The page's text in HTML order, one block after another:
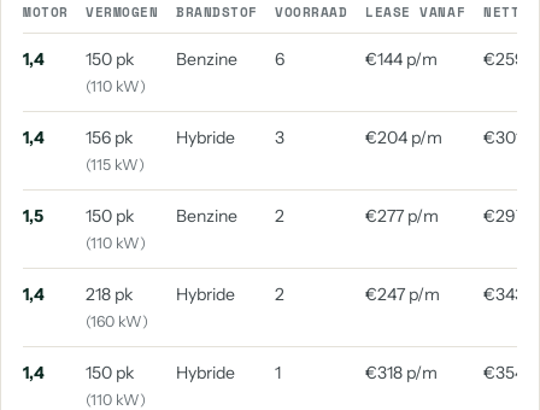
aantal: 2 aantal: 2
Volkswagen 181
aantal: 1
Volkswagen Amarok
Volkswagen Caravelle
aantal: 1
Volkswagen Crosspolo
Volkswagen Golf Plus
aantal: 1
Volkswagen Id. Buzz
Volkswagen Id. Buzz Cargo
aantal: 1
Volkswagen Jetta
aantal: 1
MOTOR
VERMOGEN BRANDSTOF VOORRAAD LEASE VANAF NETTO
1,4 150 pk
(110 kW)
Benzine 6 €144 p/m €259
1,4 156 pk
(115 kW)
Hybride 3 €204 p/m €301
1,5 150 pk
(110 kW)
Benzine 2 €277 p/m €297
1,4 218 pk
(160 kW)
Hybride 2 €247 p/m €343
1,4 150 pk
(110 kW)
Hybride 1 €318 p/m €354